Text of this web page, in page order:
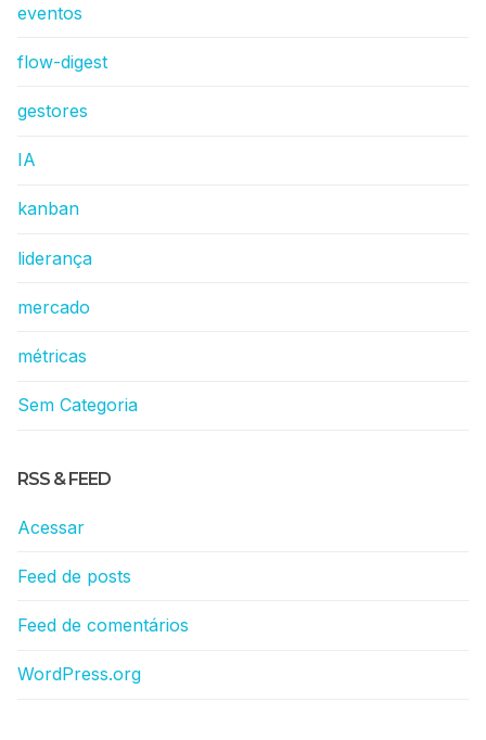
eventos
flow-digest
gestores
IA
kanban
liderança
mercado
métricas
Sem Categoria
RSS & FEED
Acessar
Feed de posts
Feed de comentários
WordPress.org